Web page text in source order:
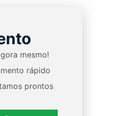
mesmo!
rápido
prontos